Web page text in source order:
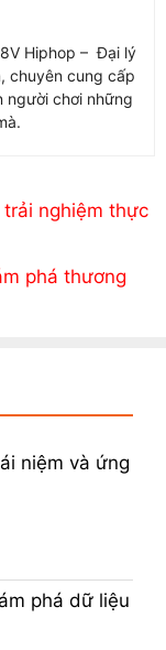
Hiphop – Đại lý
chuyên cung cấp
người chơi những
nghiệm thực
phá thương
niệm và ứng
phá dữ liệu